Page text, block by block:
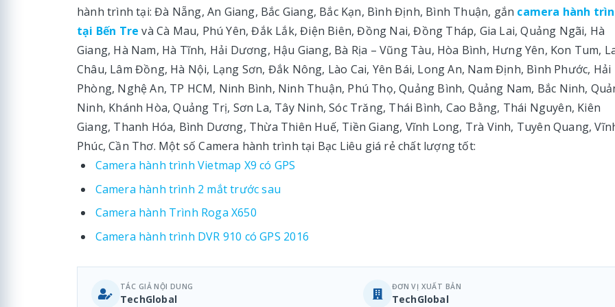
hành trình tại: Đà Nẵng, An Giang, Bắc Giang, Bắc Kạn, Bình Định, Bình Thuận, gắn camera hành
tại Bến Tre và Cà Mau, Phú Yên, Đắk Lắk, Điện Biên, Đồng Nai, Đồng Tháp, Gia Lai, Quảng Ngãi, Hà
Giang, Hà Nam, Hà Tĩnh, Hải Dương, Hậu Giang, Bà Rịa – Vũng Tàu, Hòa Bình, Hưng Yên, Kon Tum,
Châu, Lâm Đồng, Hà Nội, Lạng Sơn, Đắk Nông, Lào Cai, Yên Bái, Long An, Nam Định, Bình Phước, Hải
Phòng, Nghệ An, TP HCM, Ninh Bình, Ninh Thuận, Phú Thọ, Quảng Bình, Quảng Nam, Bắc Ninh,
Ninh, Khánh Hòa, Quảng Trị, Sơn La, Tây Ninh, Sóc Trăng, Thái Bình, Cao Bằng, Thái Nguyên, Kiên
Giang, Thanh Hóa, Bình Dương, Thừa Thiên Huế, Tiền Giang, Vĩnh Long, Trà Vinh, Tuyên Quang,
Phúc, Cần Thơ. Một số Camera hành trình tại Bạc Liêu giá rẻ chất lượng tốt:
Camera hành trình Vietmap X9 có GPS
Camera hành trình 2 mắt trước sau
Camera hành Trình Roga X650
Camera hành trình DVR 910 có GPS 2016
TÁC GIẢ NỘI DUNG
TechGlobal
ĐƠN VỊ XUẤT BẢN
TechGlobal